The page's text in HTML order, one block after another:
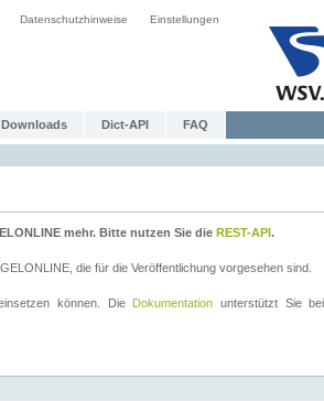
Datenschutzhinweise Einstellungen
Downloads Dict-API FAQ
mehr. Bitte nutzen Sie die REST-API.
die für die Veröffentlichung vorgesehen sind.
können. Die Dokumentation unterstützt Sie